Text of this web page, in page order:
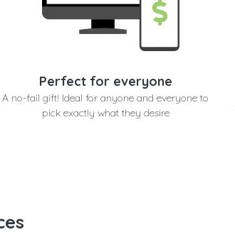
Perfect for everyone
A no-fail gift! Ideal for anyone and everyone to
pick exactly what they desire